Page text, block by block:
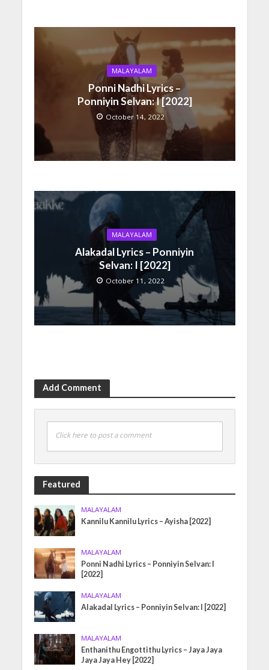
MALAYALAM
Ponni Nadhi Lyrics –
Ponniyin Selvan: I [2022]
October 14, 2022
MALAYALAM
Alakadal Lyrics – Ponniyin
Selvan: I [2022]
October 11, 2022
Add Comment
Click here to post a comment
Featured
MALAYALAM
Kannilu Kannilu Lyrics – Ayisha [2022]
MALAYALAM
Ponni Nadhi Lyrics – Ponniyin Selvan: I
[2022]
MALAYALAM
Alakadal Lyrics – Ponniyin Selvan: I [2022]
MALAYALAM
Enthanithu Engottithu Lyrics – Jaya Jaya
Jaya Jaya Hey [2022]